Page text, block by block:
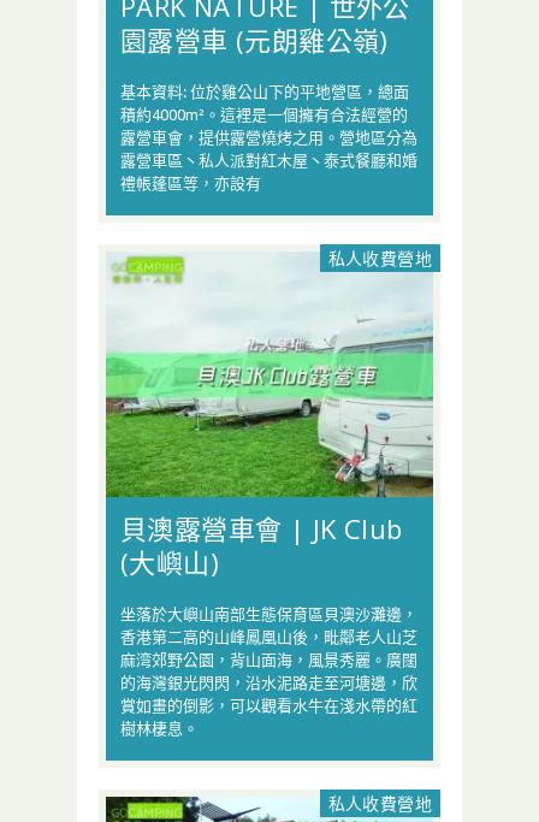
園露營車 (元朗雞公嶺)
基本資料: 位於雞公山下的平地營區，總面
積約4000m²。這裡是一個擁有合法經營的
露營車會，提供露營燒烤之用。營地區分為
露營車區丶私人派對紅木屋丶泰式餐廳和婚
禮帳蓬區等，亦設有
私人收費營地
貝澳露營車會 | JK Club
(大嶼山)
坐落於大嶼山南部生態保育區貝澳沙灘邊，
香港第二高的山峰鳳凰山後，毗鄰老人山芝
麻湾郊野公園，背山面海，風景秀麗。廣闊
的海灣銀光閃閃，沿水泥路走至河塘邊，欣
賞如畫的倒影，可以觀看水牛在淺水帶的紅
樹林棲息。
私人收費營地